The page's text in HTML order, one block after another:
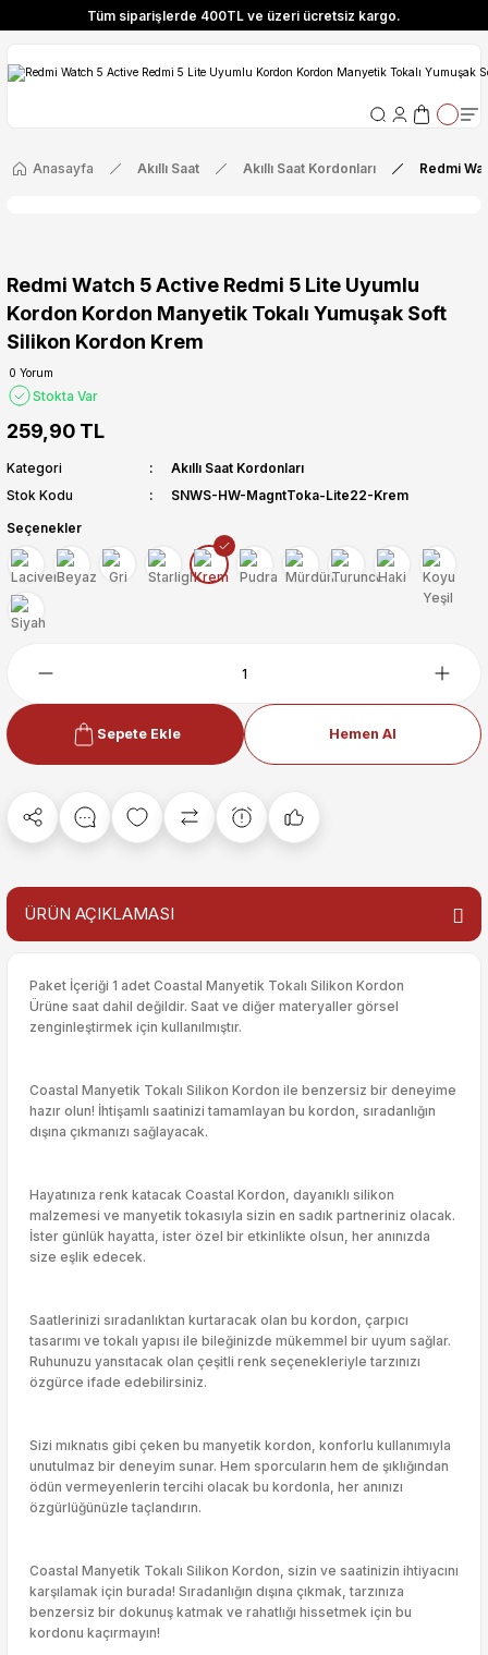
Tüm siparişlerde 400TL ve üzeri ücretsiz kargo.
Özel! YENI10 koduyla 400 TL ve üzeri alışverişlerinizde %10 indirim
Tüm siparişlerde 400TL ve üzeri ücretsiz kargo.
Özel! YENI10 koduyla 400 TL ve üzeri alışverişlerinizde %10 indirim
Anasayfa Akıllı Saat Akıllı Saat Kordonları Redmi
Redmi Watch 5 Active Redmi 5 Lite Uyumlu
Kordon Kordon Manyetik Tokalı Yumuşak Soft
Silikon Kordon Krem
0 Yorum
Stokta Var
259,90 TL
Kategori
Akıllı Saat Kordonları
Stok Kodu
SNWS-HW-MagntToka-Lite22-Krem
Seçenekler
Sepete Ekle Hemen Al
ÜRÜN AÇIKLAMASI
Paket İçeriği 1 adet Coastal Manyetik Tokalı Silikon Kordon
Ürüne saat dahil değildir. Saat ve diğer materyaller görsel
zenginleştirmek için kullanılmıştır.
Coastal Manyetik Tokalı Silikon Kordon ile benzersiz bir deneyime
hazır olun! İhtişamlı saatinizi tamamlayan bu kordon, sıradanlığın
dışına çıkmanızı sağlayacak.
Hayatınıza renk katacak Coastal Kordon, dayanıklı silikon
malzemesi ve manyetik tokasıyla sizin en sadık partneriniz olacak.
İster günlük hayatta, ister özel bir etkinlikte olsun, her anınızda
size eşlik edecek.
Saatlerinizi sıradanlıktan kurtaracak olan bu kordon, çarpıcı
tasarımı ve tokalı yapısı ile bileğinizde mükemmel bir uyum sağlar.
Ruhunuzu yansıtacak olan çeşitli renk seçenekleriyle tarzınızı
özgürce ifade edebilirsiniz.
Sizi mıknatıs gibi çeken bu manyetik kordon, konforlu kullanımıyla
unutulmaz bir deneyim sunar. Hem sporcuların hem de şıklığından
ödün vermeyenlerin tercihi olacak bu kordonla, her anınızı
özgürlüğünüzle taçlandırın.
Coastal Manyetik Tokalı Silikon Kordon, sizin ve saatinizin ihtiyacını
karşılamak için burada! Sıradanlığın dışına çıkmak, tarzınıza
benzersiz bir dokunuş katmak ve rahatlığı hissetmek için bu
kordonu kaçırmayın!